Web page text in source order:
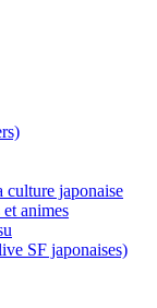
culture japonaise
animes
SF japonaises)